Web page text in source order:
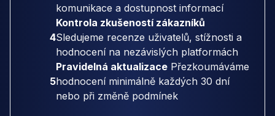
komunikace a dostupnost informací
4
Kontrola zkušeností zákazníků
Sledujeme recenze uživatelů, stížnosti a
hodnocení na nezávislých platformách
5
Pravidelná aktualizace Přezkoumáváme
hodnocení minimálně každých 30 dní
nebo při změně podmínek